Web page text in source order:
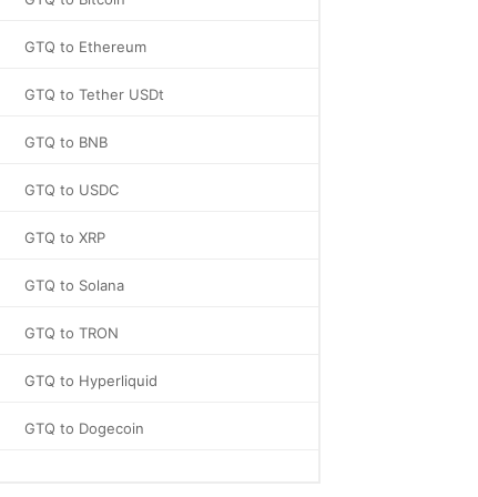
GTQ to Ethereum
GTQ to Tether USDt
GTQ to BNB
GTQ to USDC
GTQ to XRP
GTQ to Solana
GTQ to TRON
GTQ to Hyperliquid
GTQ to Dogecoin